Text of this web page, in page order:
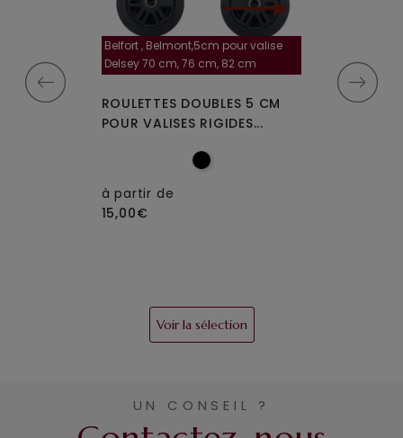
roulette, 4 cm
A-35
Belfort , Belmont,5cm pour valise
Delsey 70 cm, 76 cm, 82 cm
ROULETTES DOUBLES 5 CM
POUR VALISES RIGIDES...
à partir de
15,00€
A-115segur
ROULETTES
Voir la sélection
UN CONSEIL ?